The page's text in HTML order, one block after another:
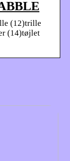
(12)trille
(14)tøjlet